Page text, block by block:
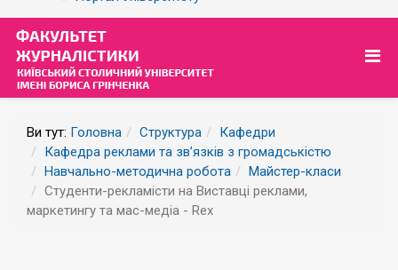
Ви тут: Головна Структура
Кафедри
Кафедра реклами та зв’язків з громадськістю
Навчально-методична робота
Майстер-класи
Студенти-рекламісти на Виставці реклами,
маркетингу та мас-медіа - Rex